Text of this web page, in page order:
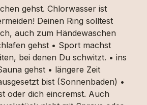
gehst. Chlorwasser ist
Deinen Ring solltest
auch zum Händewaschen
gehst • Sport machst
bei denen Du schwitzt. • ins
gehst • längere Zeit
bist (Sonnenbaden) •
oder dich eincremst. Auch